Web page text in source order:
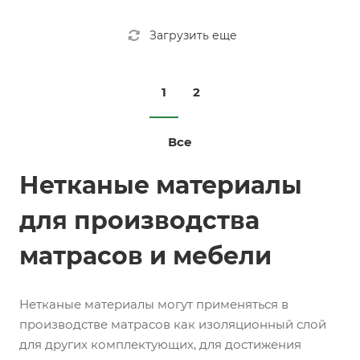
Загрузить еще
1 2
Все
Нетканые материалы
для производства
матрасов и мебели
Нетканые материалы могут применяться в
производстве матрасов как изоляционный слой
для других комплектующих, для достижения